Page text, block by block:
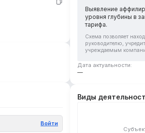
Войти
Выявление
уровня глубины в
тарифа.
Схема позволяет
руководителю,
учреждаемым
Дата актуальности:
—
Виды